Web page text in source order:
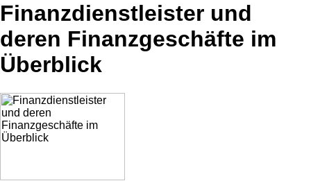
Finanzdienstleister und
deren Finanzgeschäfte im
Überblick